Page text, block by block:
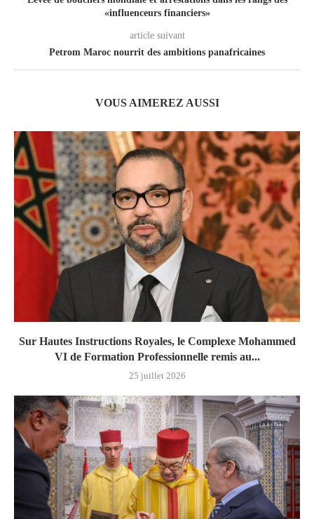
«influenceurs financiers»
article suivant
Petrom Maroc nourrit des ambitions panafricaines
VOUS AIMEREZ AUSSI
Sur Hautes Instructions Royales, le Complexe Mohammed
VI de Formation Professionnelle remis au...
25 juillet 2026